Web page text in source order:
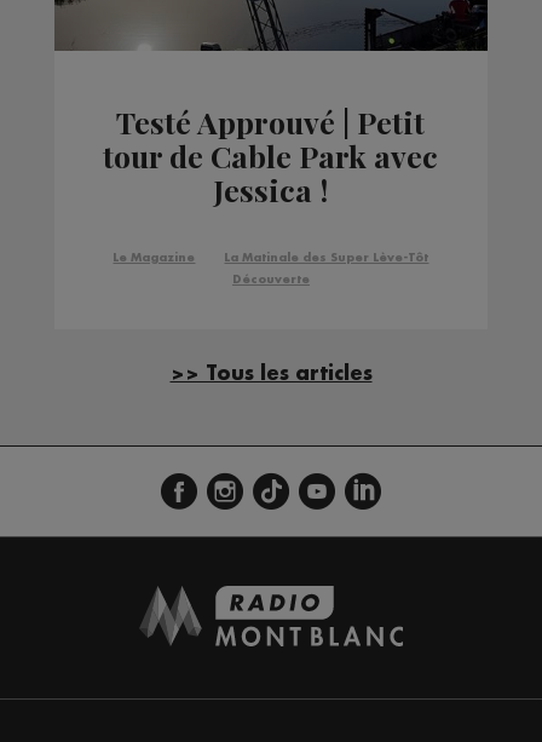
Testé Approuvé | Petit
tour de Cable Park avec
Jessica !
Le Magazine
La Matinale des Super Lève-Tôt
Découverte
>> Tous les articles